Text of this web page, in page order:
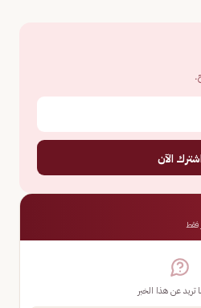
الآن
فقط
تريد عن هذا الخبر